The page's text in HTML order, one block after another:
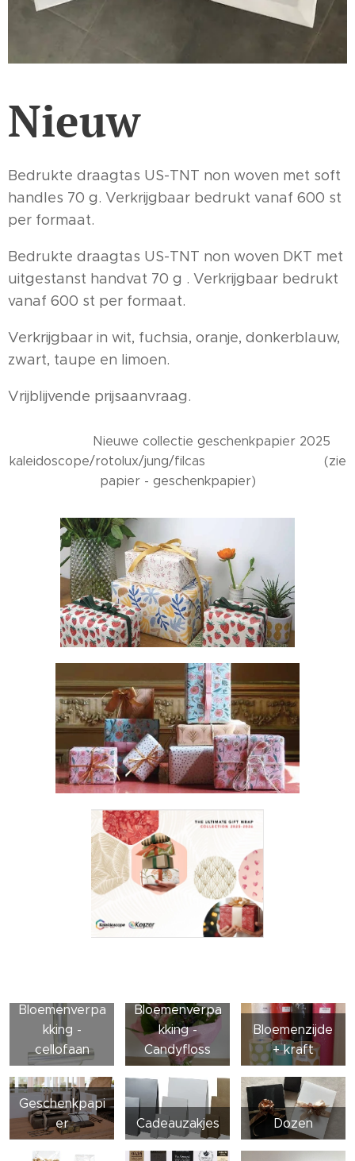
Nieuw
Bedrukte draagtas US-TNT non woven met soft
handles 70 g. Verkrijgbaar bedrukt vanaf 600 st
per formaat.
Bedrukte draagtas US-TNT non woven DKT met
uitgestanst handvat 70 g . Verkrijgbaar bedrukt
vanaf 600 st per formaat.
Verkrijgbaar in wit, fuchsia, oranje, donkerblauw,
zwart, taupe en limoen.
Vrijblijvende prijsaanvraag.
Nieuwe collectie geschenkpapier 2025
kaleidoscope/rotolux/jung/filcas (zie
papier - geschenkpapier)
Bloemenverpa
kking -
cellofaan
Bloemenverpa
kking -
Candyfloss
Bloemenzijde
+ kraft
Geschenkpapi
er
Cadeauzakjes Dozen